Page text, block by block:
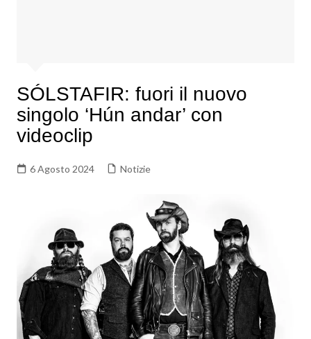
SÓLSTAFIR: fuori il nuovo
singolo ‘Hún andar’ con
videoclip
6 Agosto 2024 Notizie